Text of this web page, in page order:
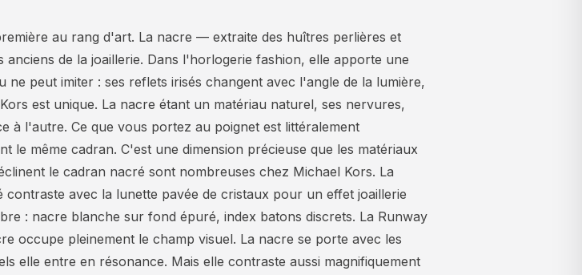
au rang d'art. La nacre — extraite des huîtres perlières et
de la joaillerie. Dans l'horlogerie fashion, elle apporte une
peut imiter : ses reflets irisés changent avec l'angle de la lumière,
est unique. La nacre étant un matériau naturel, ses nervures,
à l'autre. Ce que vous portez au poignet est littéralement
même cadran. C'est une dimension précieuse que les matériaux
le cadran nacré sont nombreuses chez Michael Kors. La
avec la lunette pavée de cristaux pour un effet joaillerie
: nacre blanche sur fond épuré, index batons discrets. La Runway
occupe pleinement le champ visuel. La nacre se porte avec les
elle entre en résonance. Mais elle contraste aussi magnifiquement